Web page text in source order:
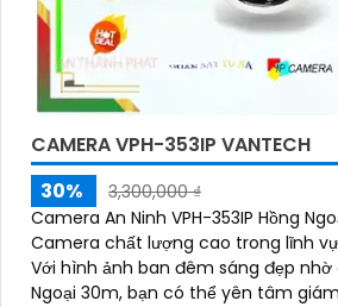
CAMERA VPH-353IP VANTECH
30%
3,300,000 ₫
Camera An Ninh VPH-353IP Hồng
Camera chất lượng cao trong lĩnh
Với hình ảnh ban đêm sáng đẹp nhờ
Ngoại 30m, bạn có thể yên tâm